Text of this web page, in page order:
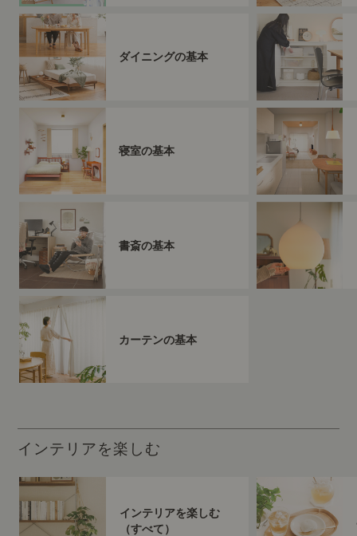
ダイニングの基本
寝室の基本
書斎の基本
カーテンの基本
インテリアを楽しむ
インテリアを楽しむ
（すべて）